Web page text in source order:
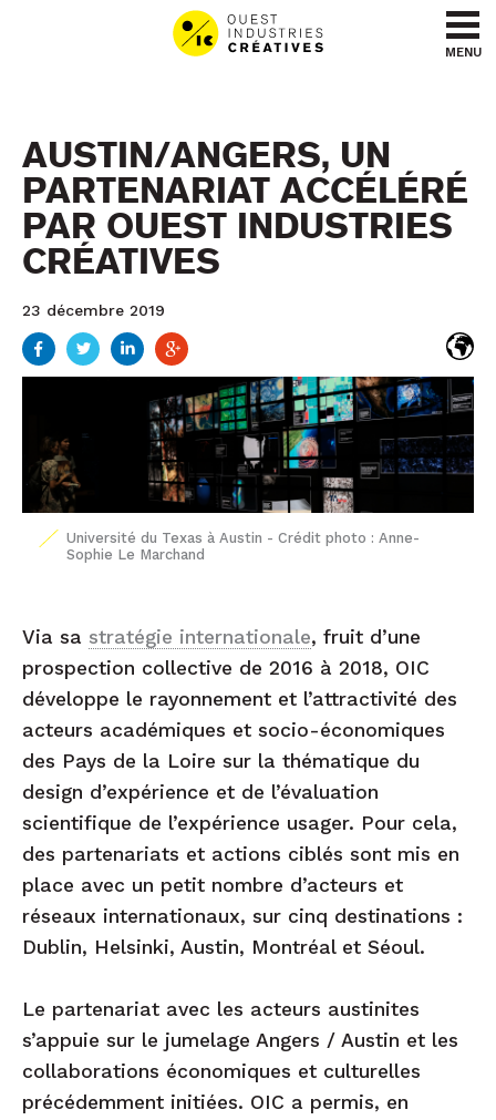
Aller au menu
Aller au contenu
MENU
AUSTIN/ANGERS, UN
PARTENARIAT ACCÉLÉRÉ
PAR OUEST INDUSTRIES
CRÉATIVES
23 décembre 2019
Université du Texas à Austin - Crédit photo : Anne-
Sophie Le Marchand
Via sa stratégie internationale, fruit d’une
prospection collective de 2016 à 2018, OIC
développe le rayonnement et l’attractivité des
acteurs académiques et socio-économiques
des Pays de la Loire sur la thématique du
design d’expérience et de l’évaluation
scientifique de l’expérience usager. Pour cela,
des partenariats et actions ciblés sont mis en
place avec un petit nombre d’acteurs et
réseaux internationaux, sur cinq destinations :
Dublin, Helsinki, Austin, Montréal et Séoul.
Le partenariat avec les acteurs austinites
s’appuie sur le jumelage Angers / Austin et les
collaborations économiques et culturelles
précédemment initiées. OIC a permis, en